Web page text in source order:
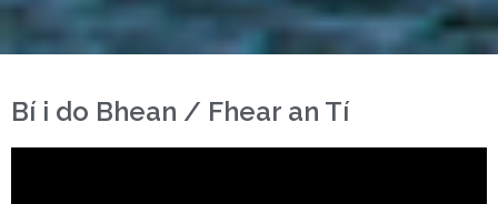
Bí i do Bhean / Fhear an Tí